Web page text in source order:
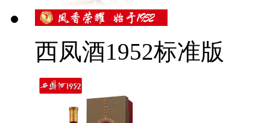
西凤酒1952标准版